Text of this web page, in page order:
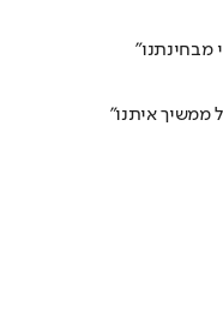
מבחינתנו"
ממשיך איתנו"